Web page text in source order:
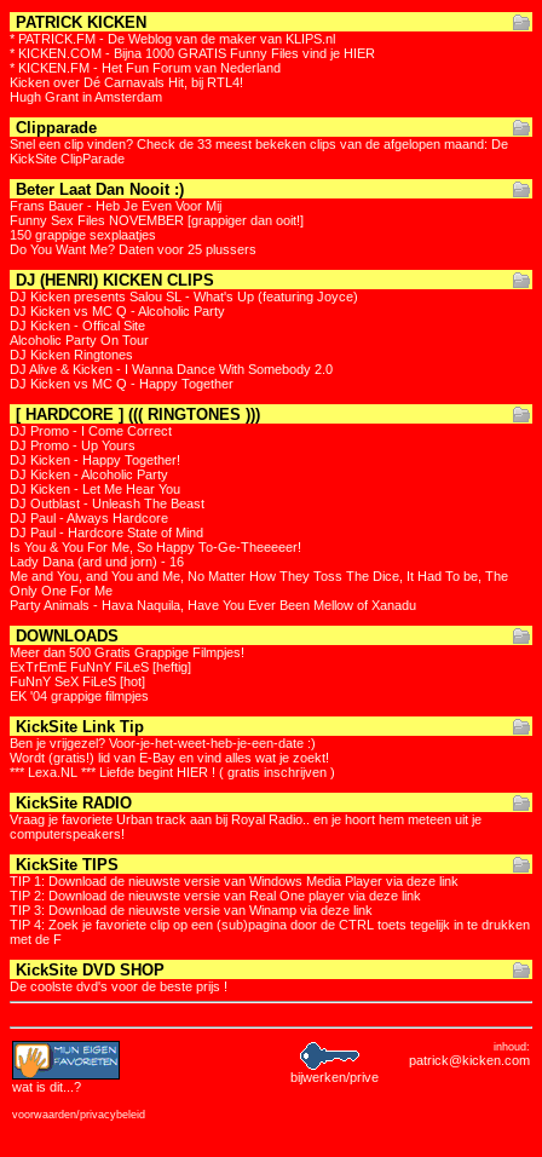
PATRICK KICKEN
* PATRICK.FM - De Weblog van de maker van KLIPS.nl
* KICKEN.COM - Bijna 1000 GRATIS Funny Files vind je HIER
* KICKEN.FM - Het Fun Forum van Nederland
Kicken over Dé Carnavals Hit, bij RTL4!
Hugh Grant in Amsterdam
Clipparade
Snel een clip vinden? Check de 33 meest bekeken clips van de afgelopen maand: De
KickSite ClipParade
Beter Laat Dan Nooit :)
Frans Bauer - Heb Je Even Voor Mij
Funny Sex Files NOVEMBER [grappiger dan ooit!]
150 grappige sexplaatjes
Do You Want Me? Daten voor 25 plussers
DJ (HENRI) KICKEN CLIPS
DJ Kicken presents Salou SL - What's Up (featuring Joyce)
DJ Kicken vs MC Q - Alcoholic Party
DJ Kicken - Offical Site
Alcoholic Party On Tour
DJ Kicken Ringtones
DJ Alive & Kicken - I Wanna Dance With Somebody 2.0
DJ Kicken vs MC Q - Happy Together
[ HARDCORE ] ((( RINGTONES )))
DJ Promo - I Come Correct
DJ Promo - Up Yours
DJ Kicken - Happy Together!
DJ Kicken - Alcoholic Party
DJ Kicken - Let Me Hear You
DJ Outblast - Unleash The Beast
DJ Paul - Always Hardcore
DJ Paul - Hardcore State of Mind
Is You & You For Me, So Happy To-Ge-Theeeeer!
Lady Dana (ard und jorn) - 16
Me and You, and You and Me, No Matter How They Toss The Dice, It Had To be, The
Only One For Me
Party Animals - Hava Naquila, Have You Ever Been Mellow of Xanadu
DOWNLOADS
Meer dan 500 Gratis Grappige Filmpjes!
ExTrEmE FuNnY FiLeS [heftig]
FuNnY SeX FiLeS [hot]
EK '04 grappige filmpjes
KickSite Link Tip
Ben je vrijgezel? Voor-je-het-weet-heb-je-een-date :)
Wordt (gratis!) lid van E-Bay en vind alles wat je zoekt!
*** Lexa.NL *** Liefde begint HIER ! ( gratis inschrijven )
KickSite RADIO
Vraag je favoriete Urban track aan bij Royal Radio.. en je hoort hem meteen uit je
computerspeakers!
KickSite TIPS
TIP 1: Download de nieuwste versie van Windows Media Player via deze link
TIP 2: Download de nieuwste versie van Real One player via deze link
TIP 3: Download de nieuwste versie van Winamp via deze link
TIP 4: Zoek je favoriete clip op een (sub)pagina door de CTRL toets tegelijk in te drukken
met de F
KickSite DVD SHOP
De coolste dvd's voor de beste prijs !
wat is dit ...?
voorwaarden/privacybeleid
bijwerken/prive
inhoud:
patrick@kicken.com